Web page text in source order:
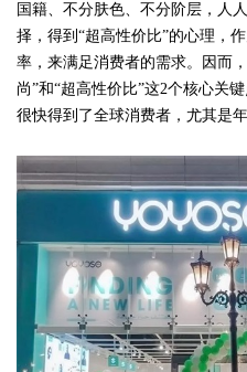
国籍、不分肤色、不分阶层，人
择，得到“超高性价比”的心理，
率，来满足消费者的需求。因而
尚”和“超高性价比”这2个核心关
很快得到了全球消费者，尤其是